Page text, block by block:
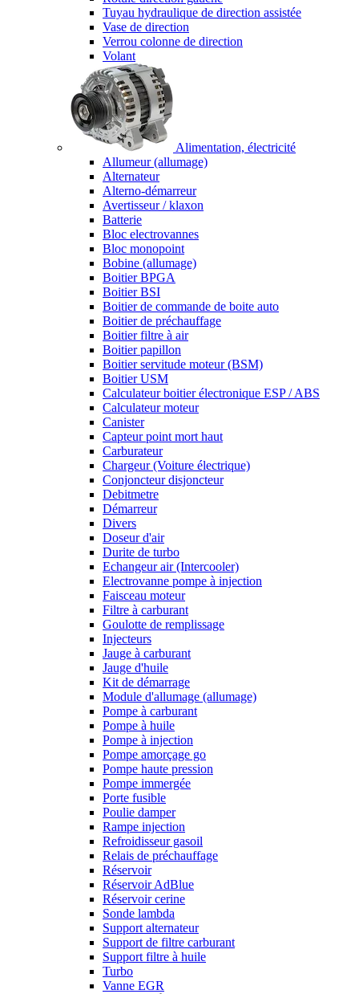
Tuyau hydraulique de direction assistée
Vase de direction
Verrou colonne de direction
Volant
Alimentation, électricité
Allumeur (allumage)
Alternateur
Alterno-démarreur
Avertisseur / klaxon
Batterie
Bloc electrovannes
Bloc monopoint
Bobine (allumage)
Boitier BPGA
Boitier BSI
Boitier de commande de boite auto
Boitier de préchauffage
Boitier filtre à air
Boitier papillon
Boitier servitude moteur (BSM)
Boitier USM
Calculateur boitier électronique ESP / ABS
Calculateur moteur
Canister
Capteur point mort haut
Carburateur
Chargeur (Voiture électrique)
Conjoncteur disjoncteur
Debitmetre
Démarreur
Divers
Doseur d'air
Durite de turbo
Echangeur air (Intercooler)
Electrovanne pompe à injection
Faisceau moteur
Filtre à carburant
Goulotte de remplissage
Injecteurs
Jauge à carburant
Jauge d'huile
Kit de démarrage
Module d'allumage (allumage)
Pompe à carburant
Pompe à huile
Pompe à injection
Pompe amorçage go
Pompe haute pression
Pompe immergée
Porte fusible
Poulie damper
Rampe injection
Refroidisseur gasoil
Relais de préchauffage
Réservoir
Réservoir AdBlue
Réservoir cerine
Sonde lambda
Support alternateur
Support de filtre carburant
Support filtre à huile
Turbo
Vanne EGR